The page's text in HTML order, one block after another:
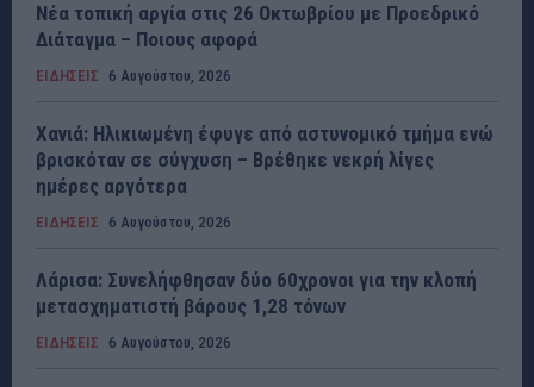
Νέα τοπική αργία στις 26 Οκτωβρίου με Προεδρικό
Διάταγμα – Ποιους αφορά
ΕΙΔΗΣΕΙΣ 6 Αυγούστου, 2026
Χανιά: Ηλικιωμένη έφυγε από αστυνομικό τμήμα ενώ
βρισκόταν σε σύγχυση – Βρέθηκε νεκρή λίγες
ημέρες αργότερα
ΕΙΔΗΣΕΙΣ 6 Αυγούστου, 2026
Λάρισα: Συνελήφθησαν δύο 60χρονοι για την κλοπή
μετασχηματιστή βάρους 1,28 τόνων
ΕΙΔΗΣΕΙΣ 6 Αυγούστου, 2026